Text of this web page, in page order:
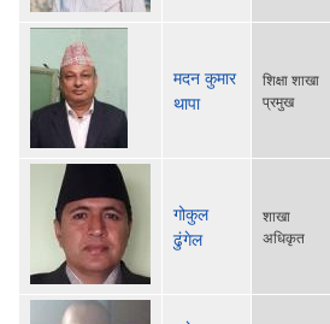
मदन कुमार
थापा
शिक्षा शाखा
प्रमुख
गोकुल
ढुंगेल
शाखा
अधिकृत